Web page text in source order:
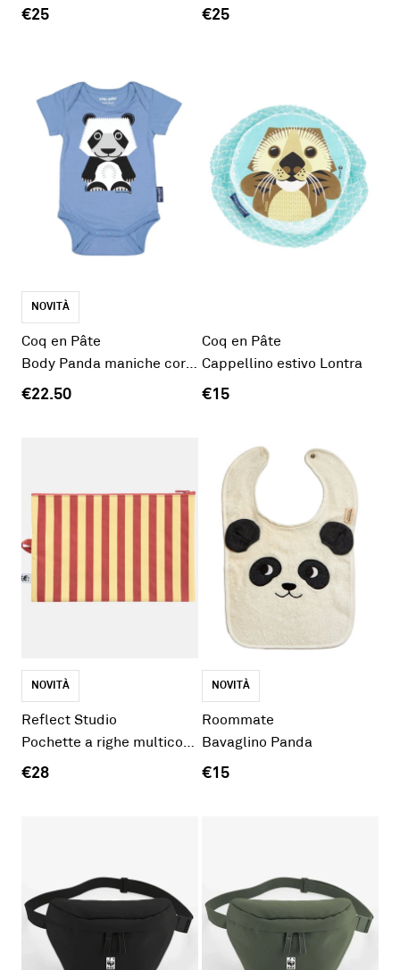
€25 €25
NOVITÀ
Coq en Pâte
Body Panda maniche corte
€22.50
Coq en Pâte
Cappellino estivo Lontra
€15
NOVITÀ
Reflect Studio
Pochette a righe multicolor
€28
NOVITÀ
Roommate
Bavaglino Panda
€15